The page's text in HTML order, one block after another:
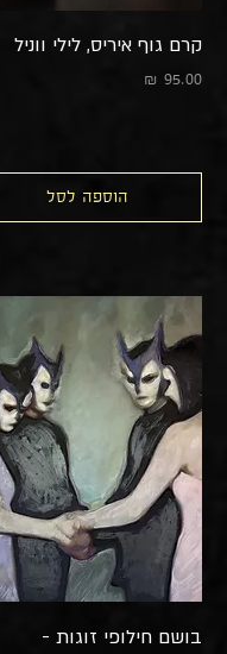
קרם גוף איריס, לילי ווניל
מחיר
הוספה לסל
בושם חילופי זוגות -